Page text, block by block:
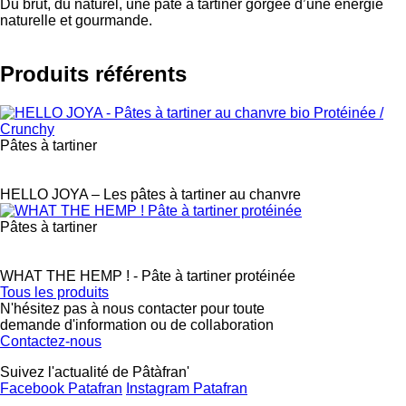
Du brut, du naturel, une pâte à tartiner gorgée d’une énergie
naturelle et gourmande.
Produits référents
Pâtes à tartiner
HELLO JOYA – Les pâtes à tartiner au chanvre
Pâtes à tartiner
WHAT THE HEMP ! - Pâte à tartiner protéinée
Tous les produits
N'hésitez pas à nous contacter pour toute
demande d'information ou de collaboration
Contactez-nous
Suivez l'actualité de Pâtàfran'
Facebook Patafran Instagram Patafran